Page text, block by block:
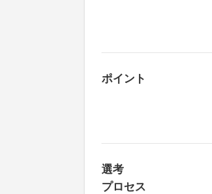
ポイント
選考
プロセス